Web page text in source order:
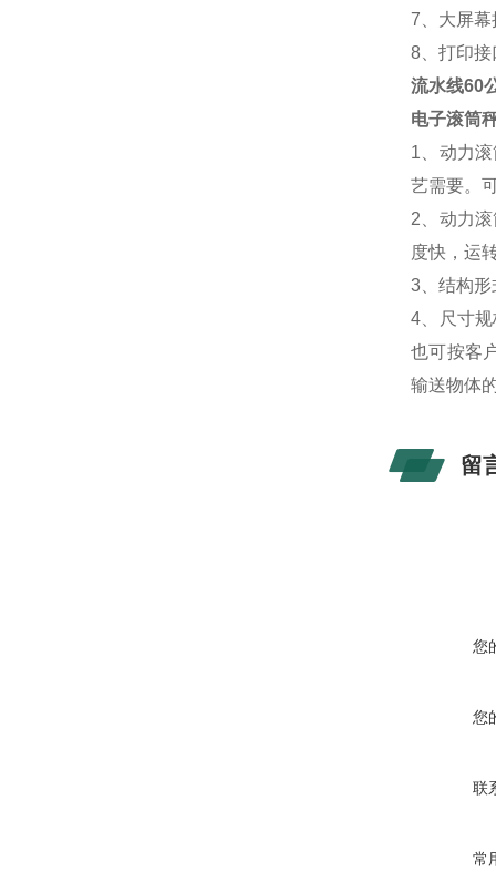
7、大屏
8、打印
流水线60
电子滚筒
1、动力
艺需要。
2、动力
度快，运
3、结构
4、尺寸
也可按客
输送物体
留
您
您
联
常